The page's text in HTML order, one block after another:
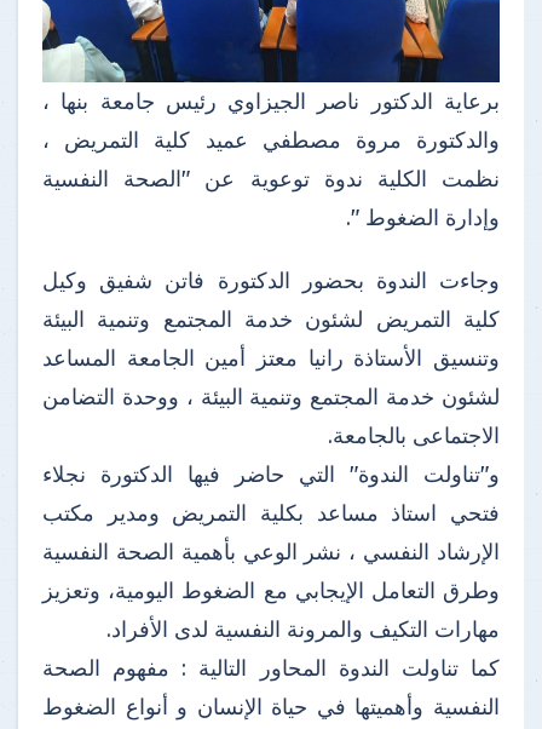
برعاية الدكتور ناصر الجيزاوي رئيس جامعة بنها ،
والدكتورة مروة مصطفي عميد كلية التمريض ،
نظمت الكلية ندوة توعوية عن "الصحة النفسية
وإدارة الضغوط ".
وجاءت الندوة بحضور الدكتورة فاتن شفيق وكيل
كلية التمريض لشئون خدمة المجتمع وتنمية البيئة
وتنسيق الأستاذة رانيا معتز أمين الجامعة المساعد
لشئون خدمة المجتمع وتنمية البيئة ، ووحدة التضامن
الاجتماعى بالجامعة.
و"تناولت الندوة" التي حاضر فيها الدكتورة نجلاء
فتحي استاذ مساعد بكلية التمريض ومدير مكتب
الإرشاد النفسي ، نشر الوعي بأهمية الصحة النفسية
وطرق التعامل الإيجابي مع الضغوط اليومية، وتعزيز
مهارات التكيف والمرونة النفسية لدى الأفراد.
كما تناولت الندوة المحاور التالية : مفهوم الصحة
النفسية وأهميتها في حياة الإنسان و أنواع الضغوط